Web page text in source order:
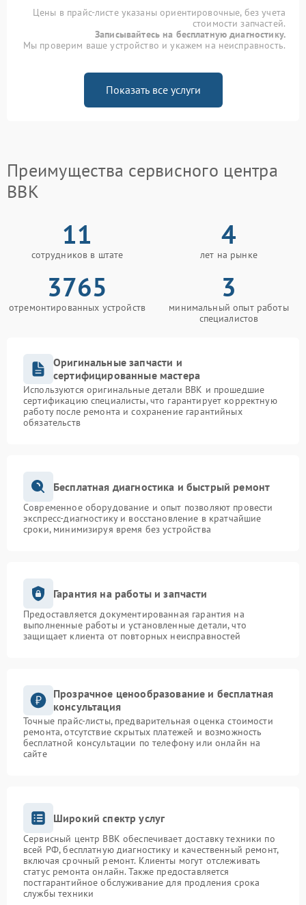
Цены в прайс-листе указаны ориентировочные, без учета
стоимости запчастей.
Записывайтесь на бесплатную диагностику.
Мы проверим ваше устройство и укажем на неисправность.
Показать все услуги
Преимущества сервисного центра
BBK
11
сотрудников в штате
4
лет на рынке
3765
отремонтированных устройств
3
минимальный опыт работы
специалистов
Оригинальные запчасти и
сертифицированные мастера
Используются оригинальные детали BBK и прошедшие
сертификацию специалисты, что гарантирует корректную
работу после ремонта и сохранение гарантийных
обязательств
Бесплатная диагностика и быстрый ремонт
Современное оборудование и опыт позволяют провести
экспресс-диагностику и восстановление в кратчайшие
сроки, минимизируя время без устройства
Гарантия на работы и запчасти
Предоставляется документированная гарантия на
выполненные работы и установленные детали, что
защищает клиента от повторных неисправностей
Прозрачное ценообразование и бесплатная
консультация
Точные прайс-листы, предварительная оценка стоимости
ремонта, отсутствие скрытых платежей и возможность
бесплатной консультации по телефону или онлайн на
сайте
Широкий спектр услуг
Сервисный центр BBK обеспечивает доставку техники по
всей РФ, бесплатную диагностику и качественный ремонт,
включая срочный ремонт. Клиенты могут отслеживать
статус ремонта онлайн. Также предоставляется
постгарантийное обслуживание для продления срока
службы техники